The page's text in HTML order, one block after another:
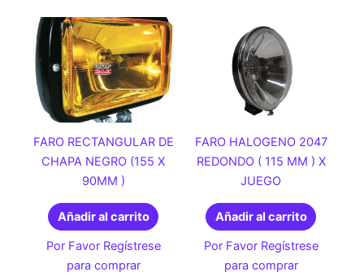
FARO RECTANGULAR DE
CHAPA NEGRO (155 X
90MM )
Añadir al carrito
Por Favor Regístrese
para comprar
FARO HALOGENO 2047
REDONDO ( 115 MM ) X
JUEGO
Añadir al carrito
Por Favor Regístrese
para comprar